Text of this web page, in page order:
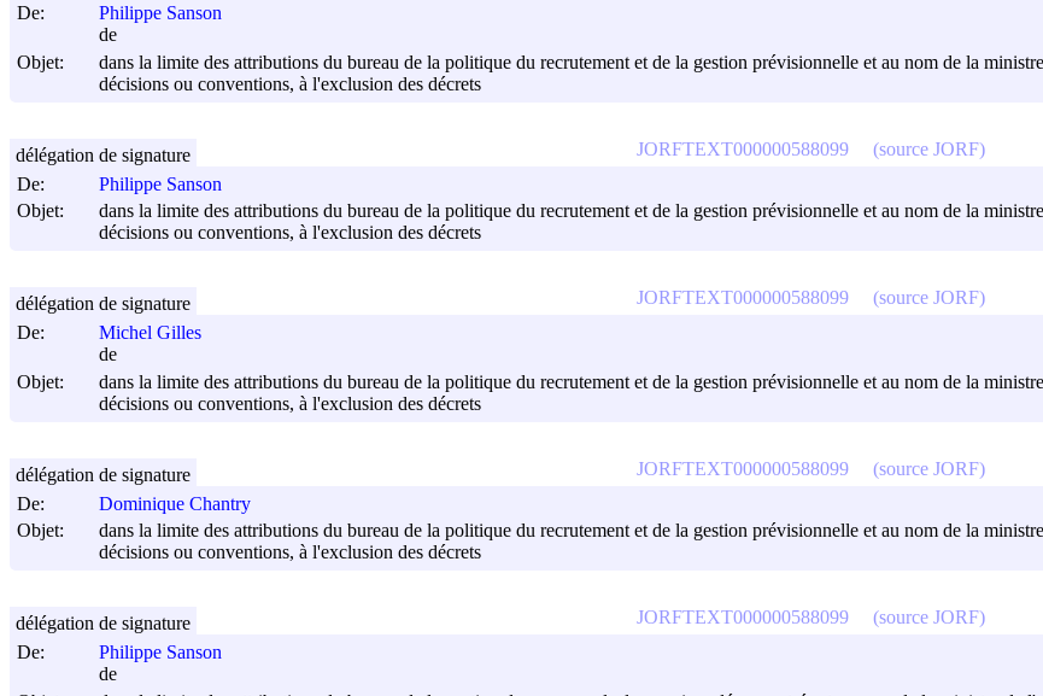
De:
Philippe Sanson
de
Objet:
dans la limite des attributions du bureau de la politique du recrutement et de la gestion prévisionnelle et au nom de la
décisions ou conventions, à l'exclusion des décrets
De:
Philippe Sanson
Objet:
dans la limite des attributions du bureau de la politique du recrutement et de la gestion prévisionnelle et au nom de la
décisions ou conventions, à l'exclusion des décrets
JORFTEXT000000588099 (source JORF)
délégation de signature
De:
Michel Gilles
de
Objet:
dans la limite des attributions du bureau de la politique du recrutement et de la gestion prévisionnelle et au nom de la
décisions ou conventions, à l'exclusion des décrets
JORFTEXT000000588099 (source JORF)
délégation de signature
De:
Dominique Chantry
Objet:
dans la limite des attributions du bureau de la politique du recrutement et de la gestion prévisionnelle et au nom de la
décisions ou conventions, à l'exclusion des décrets
JORFTEXT000000588099 (source JORF)
délégation de signature
De:
Philippe Sanson
de
JORFTEXT000000588099 (source JORF)
délégation de signature